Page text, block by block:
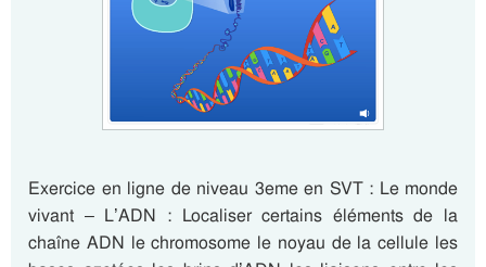
Exercice en ligne de niveau 3eme en SVT : Le monde
vivant – L’ADN : Localiser certains éléments de la
chaîne ADN le chromosome le noyau de la cellule les